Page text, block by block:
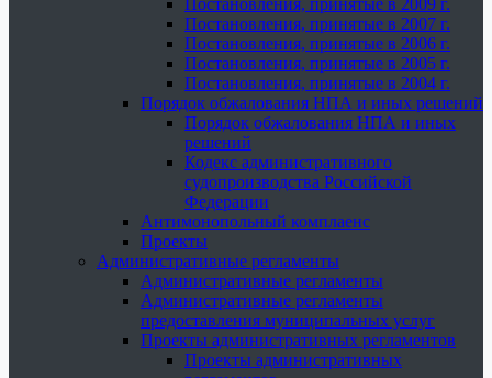
Постановления, принятые в 2009 г.
Постановления, принятые в 2007 г.
Постановления, принятые в 2006 г.
Постановления, принятые в 2005 г.
Постановления, принятые в 2004 г.
Порядок обжалования НПА и иных решений
Порядок обжалования НПА и иных
решений
Кодекс административного
судопроизводства Российской
Федерации
Антимонопольный комплаенс
Проекты
Административные регламенты
Административные регламенты
Административные регламенты
предоставления муниципальных услуг
Проекты административных регламентов
Проекты административных